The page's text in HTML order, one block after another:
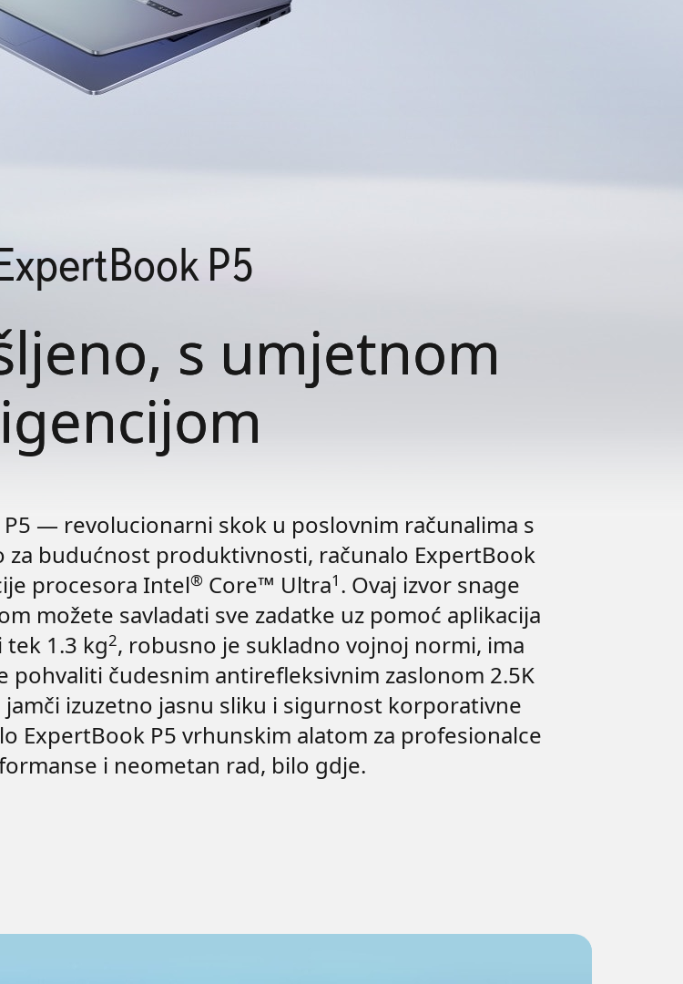
P5
s umjetnom
P5 — revolucionarni skok u poslovnim računalima s
budućnost produktivnosti, računalo ExpertBook
procesora Intel® Core™ Ultra1 . Ovaj izvor snage
možete savladati sve zadatke uz pomoć aplikacija
tek 1.3 kg2, robusno je sukladno vojnoj normi, ima
pohvaliti čudesnim antirefleksivnim zaslonom 2.5K
izuzetno jasnu sliku i sigurnost korporativne
ExpertBook P5 vrhunskim alatom za profesionalce
i neometan rad, bilo gdje.